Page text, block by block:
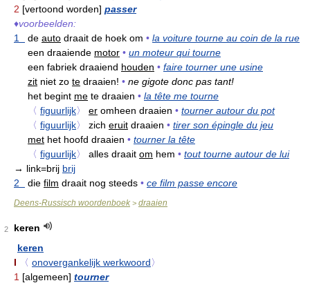
2 [vertoond worden] passer
♦voorbeelden:
1
de auto draait de hoek om • la voiture tourne au coin de la rue
een draaiende motor • un moteur qui tourne
een fabriek draaiend houden • faire tourner une usine
zit niet zo te draaien! • ne gigote donc pas tant!
het begint me te draaien • la tête me tourne
〈 figuurlijk〉 er omheen draaien • tourner autour du pot
〈 figuurlijk〉 zich eruit draaien • tirer son épingle du jeu
met het hoofd draaien • tourner la tête
〈 figuurlijk〉 alles draait om hem • tout tourne autour de lui
→ link=brij brij
2
die film draait nog steeds • ce film passe encore
Deens-Russisch woordenboek > draaien
2
keren
keren
I
〈 onovergankelijk werkwoord〉
1 [algemeen] tourner